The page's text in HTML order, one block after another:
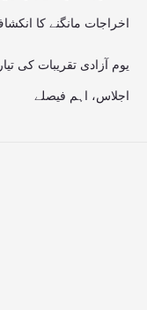
اخراجات مانگنے کا
یوم آزادی تقریبات کی
اجلاس، اہم فیصلے